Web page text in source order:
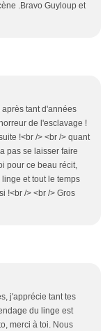
.Bravo Guyloup et
tant d'années
de l'esclavage !
!<br /> <br /> quant
pas se laisser faire
pour ce beau récit,
et tout le temps
!<br /> <br /> Gros
j'apprécie tant tes
du linge est
merci à toi. Nous